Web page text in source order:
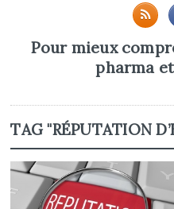
Pour mieux
pharma
TAG "RÉPUTATION